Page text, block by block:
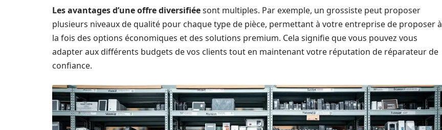
Les avantages d’une offre diversifiéesont multiples. Par exemple, un grossiste peut proposer
plusieurs niveaux de qualité pour chaque type de pièce, permettant à votre entreprise de proposer à
la fois des options économiques et des solutions premium. Cela signifie que vous pouvez vous
adapter aux différents budgets de vos clients tout en maintenant votre réputation de réparateur de
confiance.